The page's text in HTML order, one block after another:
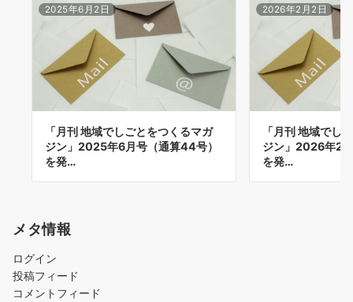
2025年6月2日
「月刊 地域でしごとをつくるマガ
ジン」2025年6月号（通算44号）
を発…
2026年2月2日
「月刊 地域でし
ジン」2026年2
を発…
メタ情報
ログイン
投稿フィード
コメントフィード